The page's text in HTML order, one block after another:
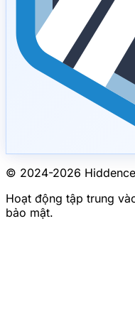
© 2024-2026
Hoạt động tập trung
bảo mật.